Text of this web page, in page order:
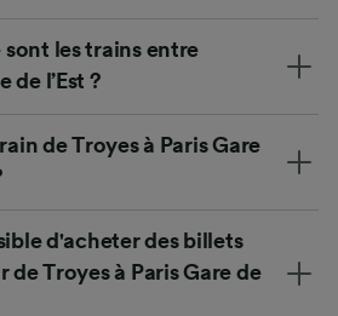
les trains entre
de l’Est ?
de Troyes à Paris Gare
d'acheter des billets
Troyes à Paris Gare de